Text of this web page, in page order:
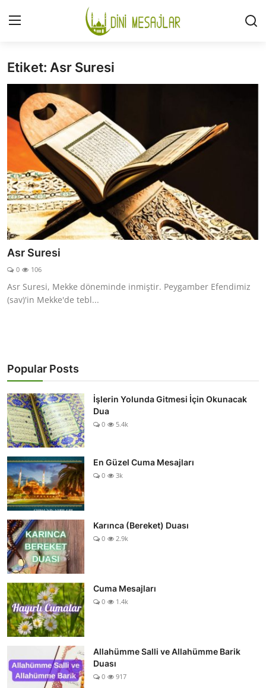
Giriş
İLETİŞİM
GÜNDEM
HAKKIMIZDA
DESTEKLİYORUM
SURELER
NAMAZ
DUALAR
KİMDİR?
KISSADAN HİSSE
DİNİ BİLGİLER
Etiket: Asr Suresi
Asr Suresi
0 106
Asr Suresi, Mekke döneminde inmiştir. Peygamber Efendimiz
(sav)'in Mekke'de tebl...
Popular Posts
İşlerin Yolunda Gitmesi İçin Okunacak
Dua
0 5.4k
En Güzel Cuma Mesajları
0 3k
Karınca (Bereket) Duası
0 2.9k
Cuma Mesajları
0 1.4k
Allahümme Salli ve Allahümme Barik
Duası
0 917